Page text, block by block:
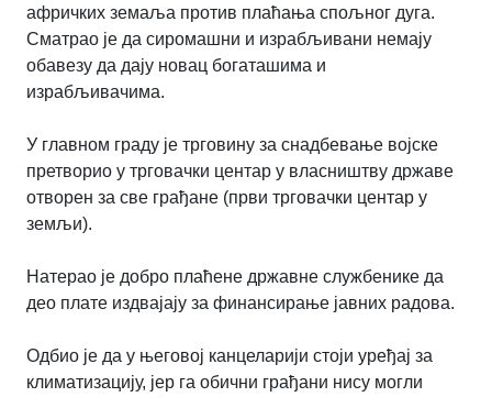
афричких земаља против плаћања спољног дуга.
Сматрао је да сиромашни и израбљивани немају
обавезу да дају новац богаташима и
израбљивачима.
У главном граду је трговину за снадбевање војске
претворио у трговачки центар у власништву државе
отворен за све грађане (први трговачки центар у
земљи).
Натерао је добро плаћене државне службенике да
део плате издвајају за финансирање јавних радова.
Одбио је да у његовој канцеларији стоји уређај за
климатизацију, јер га обични грађани нису могли